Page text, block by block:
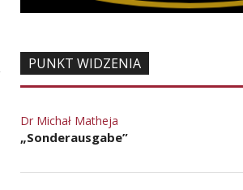
PUNKT WIDZENIA
Dr Michał Matheja
„Sonderausgabe”